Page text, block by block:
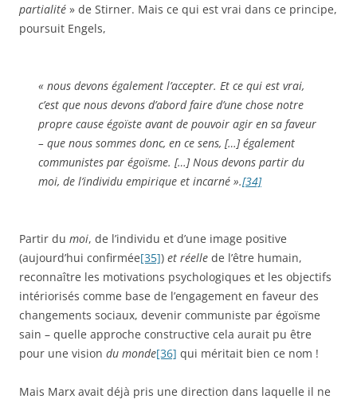
partialité » de Stirner. Mais ce qui est vrai dans ce principe,
poursuit Engels,
« nous devons également l’accepter. Et ce qui est vrai,
c’est que nous devons d’abord faire d’une chose notre
propre cause égoïste avant de pouvoir agir en sa faveur
– que nous sommes donc, en ce sens, […] également
communistes par égoïsme. […] Nous devons partir du
moi, de l’individu empirique et incarné ».[34]
Partir du moi, de l’individu et d’une image positive
(aujourd’hui confirmée[35]) et réelle de l’être humain,
reconnaître les motivations psychologiques et les objectifs
intériorisés comme base de l’engagement en faveur des
changements sociaux, devenir communiste par égoïsme
sain – quelle approche constructive cela aurait pu être
pour une vision du monde[36] qui méritait bien ce nom !
Mais Marx avait déjà pris une direction dans laquelle il ne